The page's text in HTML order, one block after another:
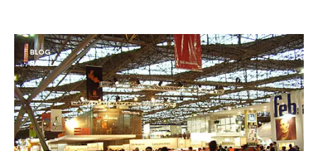
BLOG
FAVELA